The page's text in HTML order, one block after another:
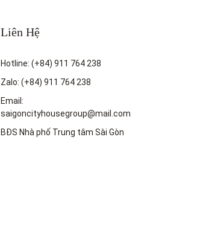
Liên Hệ
Hotline: (+84) 911 764 238
Zalo: (+84) 911 764 238
Email:
saigoncityhousegroup@mail.com
BĐS Nhà phố Trung tâm Sài Gòn